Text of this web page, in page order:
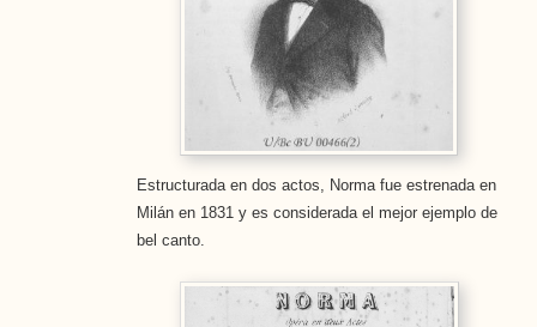
Estructurada en dos actos, Norma fue estrenada en
Milán en 1831 y es considerada el mejor ejemplo de
bel canto.